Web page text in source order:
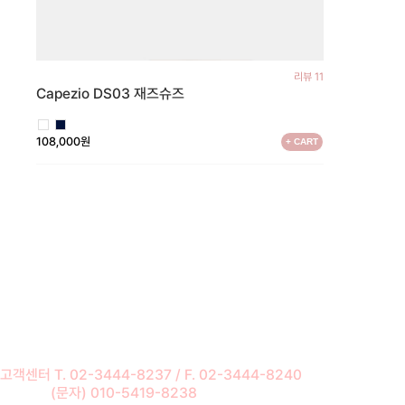
리뷰 11
Capezio DS03 재즈슈즈
108,000원 + CART
고객센터 T. 02-3444-8237 / F. 02-3444-8240
(문자) 010-5419-8238